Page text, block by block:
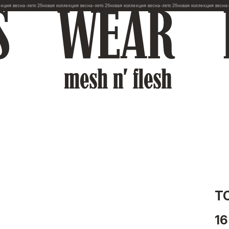
лето 26новая коллекция весна-лето 26новая коллекция весна-лето 26новая коллекция весна-лето 26